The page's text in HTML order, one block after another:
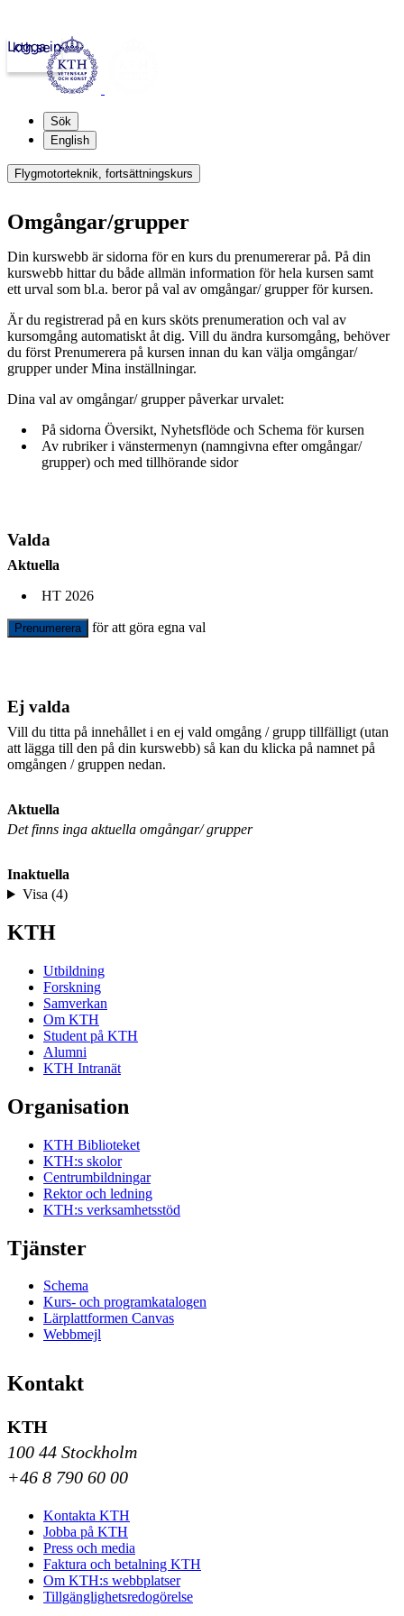
kth.se
Logga in
Sök
English
Flygmotorteknik, fortsättningskurs
Omgångar/grupper
Din kurswebb är sidorna för en kurs du prenumererar på. På din
kurswebb hittar du både allmän information för hela kursen samt
ett urval som bl.a. beror på val av omgångar/ grupper för kursen.
Är du registrerad på en kurs sköts prenumeration och val av
kursomgång automatiskt åt dig. Vill du ändra kursomgång, behöver
du först Prenumerera på kursen innan du kan välja omgångar/
grupper under Mina inställningar.
Dina val av omgångar/ grupper påverkar urvalet:
På sidorna Översikt, Nyhetsflöde och Schema för kursen
Av rubriker i vänstermenyn (namngivna efter omgångar/
grupper) och med tillhörande sidor
Valda
Aktuella
HT 2026
Prenumerera för att göra egna val
Ej valda
Vill du titta på innehållet i en ej vald omgång / grupp tillfälligt (utan
att lägga till den på din kurswebb) så kan du klicka på namnet på
omgången / gruppen nedan.
Aktuella
Det finns inga aktuella omgångar/ grupper
Inaktuella
Visa (4)
KTH
Utbildning
Forskning
Samverkan
Om KTH
Student på KTH
Alumni
KTH Intranät
Organisation
KTH Biblioteket
KTH:s skolor
Centrumbildningar
Rektor och ledning
KTH:s verksamhetsstöd
Tjänster
Schema
Kurs- och programkatalogen
Lärplattformen Canvas
Webbmejl
Kontakt
KTH
100 44 Stockholm
+46 8 790 60 00
Kontakta KTH
Jobba på KTH
Press och media
Faktura och betalning KTH
Om KTH:s webbplatser
Tillgänglighetsredogörelse